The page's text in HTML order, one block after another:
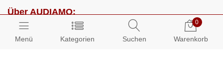
Menü Kategorien Suchen
0
Warenkorb
Über AUDIAMO:
Impressum